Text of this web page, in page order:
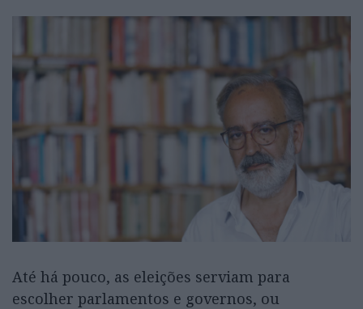
Até há pouco, as eleições serviam para
escolher parlamentos e governos, ou